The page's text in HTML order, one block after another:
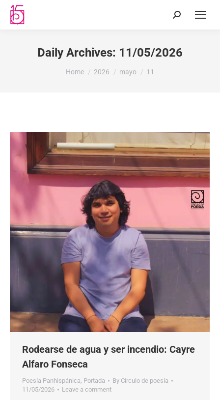
Daily Archives: 11/05/2026
You are here:
Home 2026 mayo 11
Rodearse de agua y ser incendio: Cayre
Alfaro Fonseca
Poesía Panhispánica, Portada By Círculo de poesía
11/05/2026
Leave a comment